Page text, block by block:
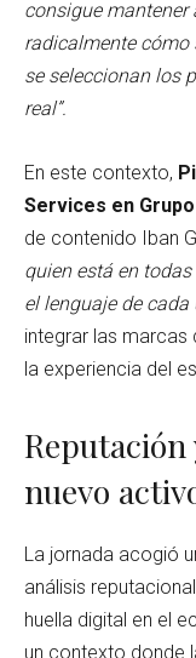
consigue
radicalmente cómo
se seleccionan los
real”.
En este contexto,
Services en Grupo
de contenido Iban
quien está en
el lenguaje de cada
integrar las marcas
la experiencia del
nuevo
La jornada acogió
análisis
huella digital en el
un contexto donde